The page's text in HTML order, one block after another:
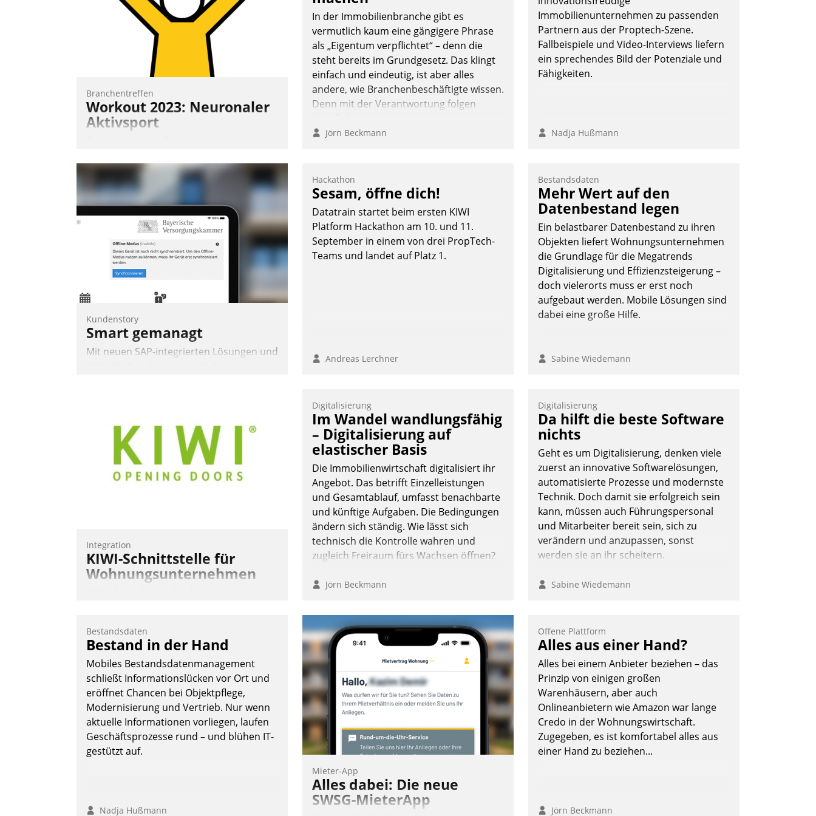
Nadja Hußmann Andreas Lerchner
Branchentreffen
Workout 2023: Neuronaler
Aktivsport
aktiv und sammelten methodisch
Vernetzungsideen fürs Quartier.
Dazwischen zeigte Datatrain, was es
Neues zu bieten hat.
Nadja Hußmann
In der Immobilienbranche gibt es
vermutlich kaum eine gängigere Phrase
als „Eigentum verpflichtet“ – denn die
steht bereits im Grundgesetz. Das klingt
einfach und eindeutig, ist aber alles
andere, wie Branchenbeschäftigte wissen.
Denn mit der Verantwortung folgen
Jörn Beckmann
Immobilienunternehmen zu passenden
Partnern aus der Proptech-Szene.
Fallbeispiele und Video-Interviews liefern
ein sprechendes Bild der Potenziale und
Fähigkeiten.
Nadja Hußmann
Kundenstory
Smart gemanagt
Mit neuen SAP-integrierten Lösungen und
Herausforderungen gerüstet.
Hackathon
Sesam, öffne dich!
Datatrain startet beim ersten KIWI
Platform Hackathon am 10. und 11.
September in einem von drei PropTech-
Teams und landet auf Platz 1.
Andreas Lerchner
Bestandsdaten
Mehr Wert auf den
Datenbestand legen
Ein belastbarer Datenbestand zu ihren
Objekten liefert Wohnungsunternehmen
die Grundlage für die Megatrends
Digitalisierung und Effizienzsteigerung –
doch vielerorts muss er erst noch
aufgebaut werden. Mobile Lösungen sind
dabei eine große Hilfe.
Sabine Wiedemann
Integration
KIWI-Schnittstelle für
Wohnungsunternehmen
Softwareentwicklungshaus Datatrain.
Andreas Lerchner
Digitalisierung
Im Wandel wandlungsfähig
– Digitalisierung auf
elastischer Basis
Die Immobilienwirtschaft digitalisiert ihr
Angebot. Das betrifft Einzelleistungen
und Gesamtablauf, umfasst benachbarte
und künftige Aufgaben. Die Bedingungen
ändern sich ständig. Wie lässt sich
technisch die Kontrolle wahren und
zugleich Freiraum fürs Wachsen öffnen?
Jörn Beckmann
Digitalisierung
Da hilft die beste Software
nichts
Geht es um Digitalisierung, denken viele
zuerst an innovative Softwarelösungen,
automatisierte Prozesse und modernste
Technik. Doch damit sie erfolgreich sein
kann, müssen auch Führungspersonal
und Mitarbeiter bereit sein, sich zu
verändern und anzupassen, sonst
werden sie an ihr scheitern.
Sabine Wiedemann
Bestandsdaten
Bestand in der Hand
Mobiles Bestandsdatenmanagement
schließt Informationslücken vor Ort und
eröffnet Chancen bei Objektpflege,
Modernisierung und Vertrieb. Nur wenn
aktuelle Informationen vorliegen, laufen
Geschäftsprozesse rund – und blühen IT-
gestützt auf.
Nadja Hußmann
Mieter-App
Alles dabei: Die neue
SWSG-MieterApp
Offene Plattform
Alles aus einer Hand?
Alles bei einem Anbieter beziehen – das
Prinzip von einigen großen
Warenhäusern, aber auch
Onlineanbietern wie Amazon war lange
Credo in der Wohnungswirtschaft.
Zugegeben, es ist komfortabel alles aus
einer Hand zu beziehen...
Jörn Beckmann